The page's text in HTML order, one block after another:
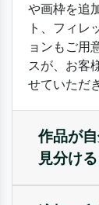
や画枠を追
ト、フィレ
ョンもご用
スが、お客
せていただ
作品が
見分け